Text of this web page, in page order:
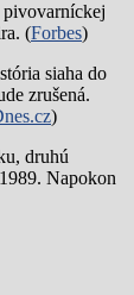
(Forbes)
siaha do
zrušená.
)
druhú
Napokon